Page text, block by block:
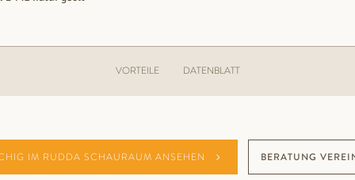
VORTEILE DATENBLATT
IM RUDDA SCHAURAUM ANSEHEN BERATUNG